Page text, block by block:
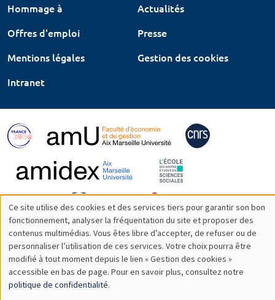
Hommage à
Actualités
Offres d'emploi
Presse
Mentions légales
Gestion des cookies
Intranet
Utilisation
des
données
personnelles
Ce site utilise des cookies et des services tiers pour garantir son bon
fonctionnement, analyser la fréquentation du site et proposer des
contenus multimédias. Vous êtes libre d’accepter, de refuser ou de
personnaliser l’utilisation de ces services. Votre choix pourra être
modifié à tout moment depuis le lien « Gestion des cookies »
accessible en bas de page. Pour en savoir plus, consultez notre
politique de confidentialité.